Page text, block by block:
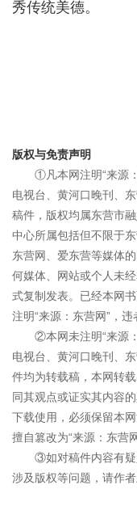
秀传统美德。
版权与免责声明
①凡本网注明“来源
电视台、黄河口晚刊、
稿件，版权均属东营市
中心所属包括但不限于
东营网、爱东营等媒体
何媒体、网站或个人未
式复制发表。已经本网
注明“来源：东营网”，违
②本网未注明“来源
电视台、黄河口晚刊、
件均为转载稿，本网转
同其观点或证实其内容
下载使用，必须保留本
擅自篡改为“来源：东营
③如对稿件内容有
涉及版权等问题，请作者